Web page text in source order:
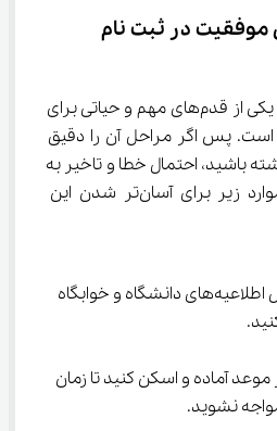
موفقیت در ثبت نام
ثبت نام خوابگاه دانشگاه یکی از قدم‌های مهم و حیاتی برای
پس اگر مراحل آن را دقیق
باشید، احتمال خطا و تاخیر به
شدت کاهش می‌یابد. موارد زیر برای آسان‌تر شدن این
از همان روزهای اول اطلاعیه‌های دانشگاه و خوابگاه
موعد آماده و اسکن کنید تا زمان
نشوید.